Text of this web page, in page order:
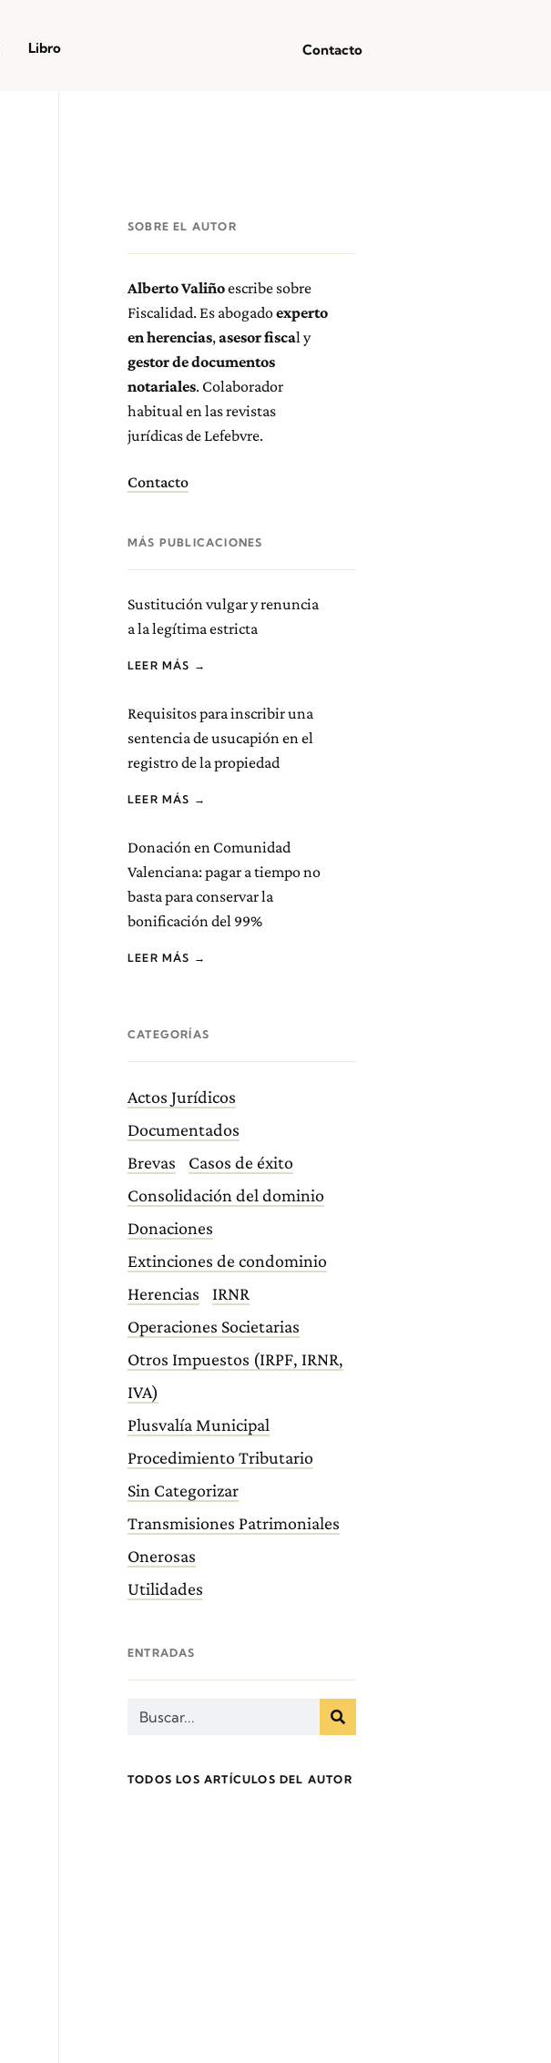
Libro Contacto
SOBRE EL AUTOR
Alberto Valiñoescribe sobre
Fiscalidad. Es abogadoexperto
en herencias,asesor fiscal y
gestor de documentos
notariales. Colaborador
habitual en las revistas
jurídicas de Lefebvre.
Contacto
MÁS PUBLICACIONES
Sustitución vulgar y renuncia
a la legítima estricta
LEER MÁS →
Requisitos para inscribir una
sentencia de usucapión en el
registro de la propiedad
LEER MÁS →
Donación en Comunidad
Valenciana: pagar a tiempo no
basta para conservar la
bonificación del 99%
LEER MÁS →
CATEGORÍAS
Actos Jurídicos
Documentados
Brevas
Casos de éxito
Consolidación del dominio
Donaciones
Extinciones de condominio
Herencias
IRNR
Operaciones Societarias
Otros Impuestos (IRPF, IRNR,
IVA)
Plusvalía Municipal
Procedimiento Tributario
Sin Categorizar
Transmisiones Patrimoniales
Onerosas
Utilidades
ENTRADAS
TODOS LOS ARTÍCULOS DEL AUTOR